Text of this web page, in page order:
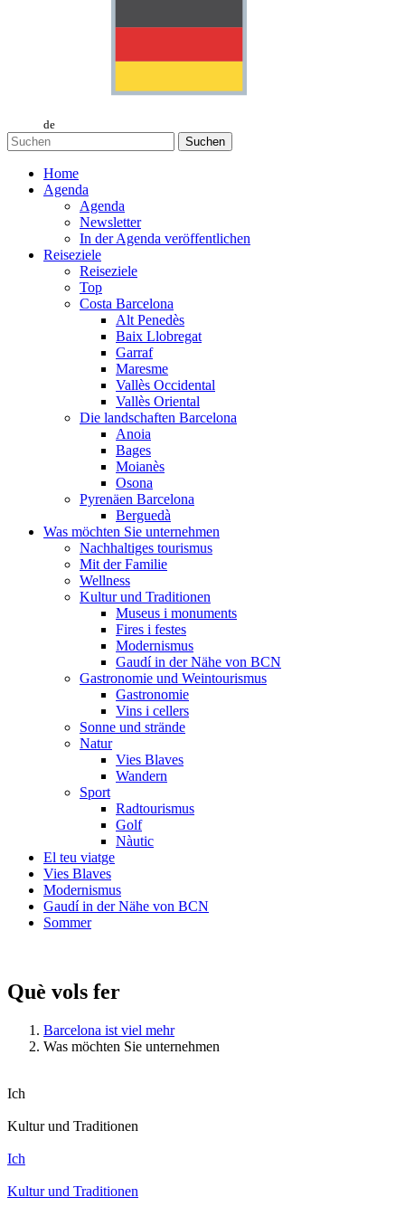
de
Suchen
Home
Agenda
Agenda
Newsletter
In der Agenda veröffentlichen
Reiseziele
Reiseziele
Top
Costa Barcelona
Alt Penedès
Baix Llobregat
Garraf
Maresme
Vallès Occidental
Vallès Oriental
Die landschaften Barcelona
Anoia
Bages
Moianès
Osona
Pyrenäen Barcelona
Berguedà
Was möchten Sie unternehmen
Nachhaltiges tourismus
Mit der Familie
Wellness
Kultur und Traditionen
Museus i monuments
Fires i festes
Modernismus
Gaudí in der Nähe von BCN
Gastronomie und Weintourismus
Gastronomie
Vins i cellers
Sonne und strände
Natur
Vies Blaves
Wandern
Sport
Radtourismus
Golf
Nàutic
El teu viatge
Vies Blaves
Modernismus
Gaudí in der Nähe von BCN
Sommer
Què vols fer
Barcelona ist viel mehr
Was möchten Sie unternehmen
Ich
Kultur und Traditionen
Ich
Kultur und Traditionen